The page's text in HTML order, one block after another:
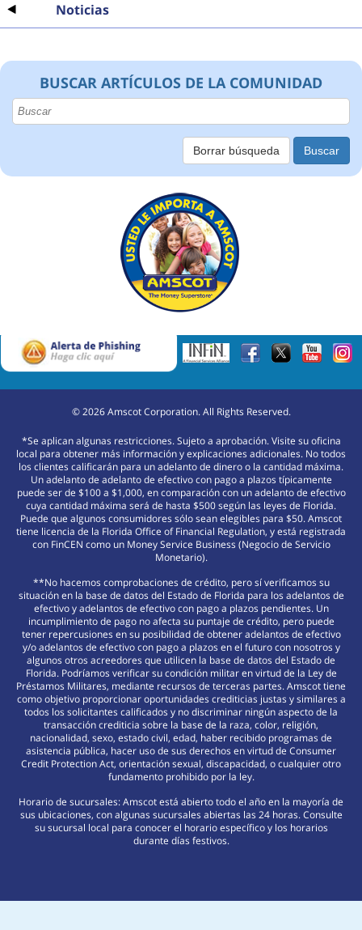
Noticias
BUSCAR ARTÍCULOS DE LA COMUNIDAD
©2026Amscot Corporation. All Rights Reserved.
*Se aplican algunas restricciones. Sujeto a aprobación. Visite su oficina
local para obtener más información y explicaciones adicionales. No todos
los clientes calificarán para un adelanto de dinero o la cantidad máxima.
Un adelanto de adelanto de efectivo con pago a plazos típicamente
puede ser de $100 a $1,000, en comparación con un adelanto de efectivo
cuya cantidad máxima será de hasta $500 según las leyes de Florida.
Puede que algunos consumidores sólo sean elegibles para $50. Amscot
tiene licencia de la Florida Office of Financial Regulation, y está registrada
con FinCEN como un Money Service Business (Negocio de Servicio
Monetario).
**No hacemos comprobaciones de crédito, pero sí verificamos su
situación en la base de datos del Estado de Florida para los adelantos de
efectivo y adelantos de efectivo con pago a plazos pendientes. Un
incumplimiento de pago no afecta su puntaje de crédito, pero puede
tener repercusiones en su posibilidad de obtener adelantos de efectivo
y/o adelantos de efectivo con pago a plazos en el futuro con nosotros y
algunos otros acreedores que utilicen la base de datos del Estado de
Florida. Podríamos verificar su condición militar en virtud de la Ley de
Préstamos Militares, mediante recursos de terceras partes. Amscot tiene
como objetivo proporcionar oportunidades crediticias justas y similares a
todos los solicitantes calificados y no discriminar ningún aspecto de la
transacción crediticia sobre la base de la raza, color, religión,
nacionalidad, sexo, estado civil, edad, haber recibido programas de
asistencia pública, hacer uso de sus derechos en virtud de Consumer
Credit Protection Act, orientación sexual, discapacidad, o cualquier otro
fundamento prohibido por la ley.
Horario de sucursales: Amscot está abierto todo el año en la mayoría de
sus ubicaciones, con algunas sucursales abiertas las 24 horas. Consulte
su sucursal local para conocer el horario específico y los horarios
durante días festivos.